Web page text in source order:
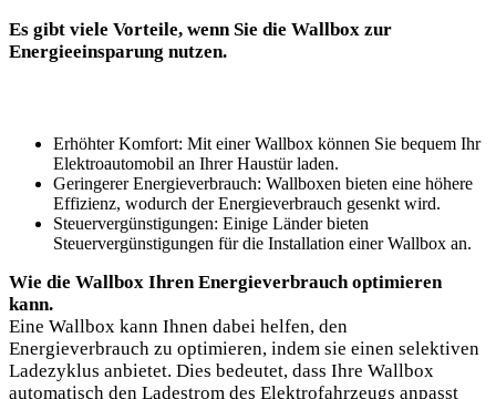
Es gibt viele Vorteile, wenn Sie die Wallbox zur
Energieeinsparung nutzen.
Erhöhter Komfort: Mit einer Wallbox können Sie bequem Ihr
Elektroautomobil an Ihrer Haustür laden.
Geringerer Energieverbrauch: Wallboxen bieten eine höhere
Effizienz, wodurch der Energieverbrauch gesenkt wird.
Steuervergünstigungen: Einige Länder bieten
Steuervergünstigungen für die Installation einer Wallbox an.
Wie die Wallbox Ihren Energieverbrauch optimieren
kann.
Eine Wallbox kann Ihnen dabei helfen, den
Energieverbrauch zu optimieren, indem sie einen selektiven
Ladezyklus anbietet. Dies bedeutet, dass Ihre Wallbox
automatisch den Ladestrom des Elektrofahrzeugs anpasst